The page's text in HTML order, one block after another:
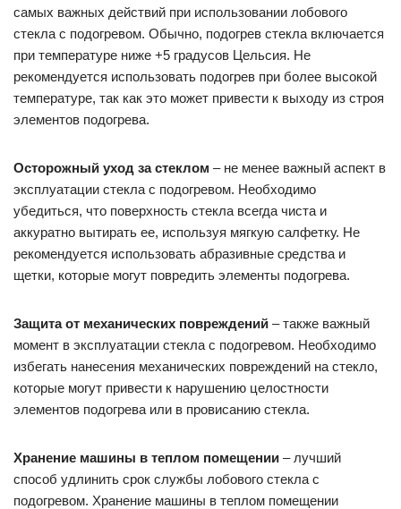
самых важных действий при использовании лобового
стекла с подогревом. Обычно, подогрев стекла включается
при температуре ниже +5 градусов Цельсия. Не
рекомендуется использовать подогрев при более высокой
температуре, так как это может привести к выходу из строя
элементов подогрева.
Осторожный уход за стеклом – не менее важный аспект в
эксплуатации стекла с подогревом. Необходимо
убедиться, что поверхность стекла всегда чиста и
аккуратно вытирать ее, используя мягкую салфетку. Не
рекомендуется использовать абразивные средства и
щетки, которые могут повредить элементы подогрева.
Защита от механических повреждений – также важный
момент в эксплуатации стекла с подогревом. Необходимо
избегать нанесения механических повреждений на стекло,
которые могут привести к нарушению целостности
элементов подогрева или в провисанию стекла.
Хранение машины в теплом помещении – лучший
способ удлинить срок службы лобового стекла с
подогревом. Хранение машины в теплом помещении